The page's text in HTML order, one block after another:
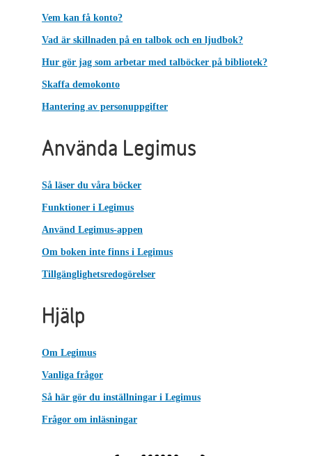
Vem kan få konto?
Vad är skillnaden på en talbok och en ljudbok?
Hur gör jag som arbetar med talböcker på bibliotek?
Skaffa demokonto
Hantering av personuppgifter
Använda Legimus
Så läser du våra böcker
Funktioner i Legimus
Använd Legimus-appen
Om boken inte finns i Legimus
Tillgänglighetsredogörelser
Hjälp
Om Legimus
Vanliga frågor
Så här gör du inställningar i Legimus
Frågor om inläsningar